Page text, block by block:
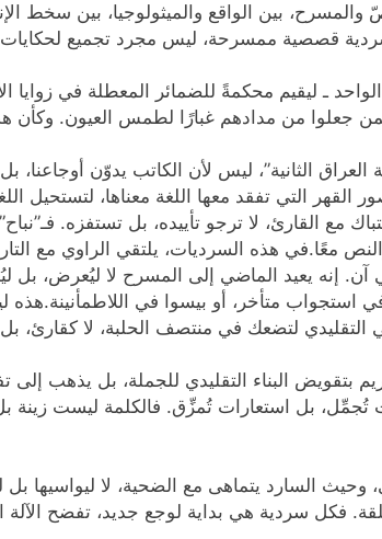
بين الواقع والميثولوجيا، بين سخط
سردية قصصية ممسرحة، ليس مجرد تجميع
ـ ليقيم محكمةً للضمائر المعطلة في زوايا
جعلوا من مدادهم غبارًا لطمس العيون. وكأن
الثانية”، ليس لأن الكاتب يدوّن أوجاعنا، بل
التي تفقد معها اللغة معناها، لتستحيل
القارئ، لا ترجو تأييده، بل تستفزه.
معًا.في هذه السرديات، يلتقي الراوي مع
إنه يعيد الماضي إلى المسرح لا ليُعرض، بل
استجواب متأخر، أو بيسوا في اللاطمأنينة.هذه
لتضعك في منتصف الحلبة، لا كقارئ،
بتقويض البناء التقليدي للجملة، بل يذهب إلى
بل استعارات تُمزِّق. فالكلمة ليست زينة
السارد يتماهى مع الضحية، لا ليواسيها بل
فكل سردية هي بداية لوجع جديد، تفضح